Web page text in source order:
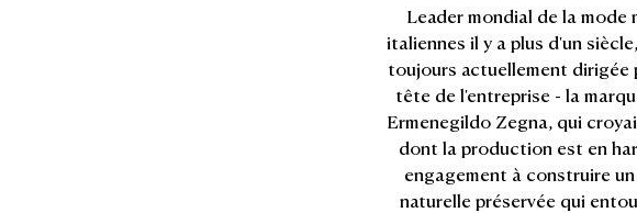
Leader mondial de la mode
italiennes il y a plus d'un
toujours actuellement dirigée
tête de l'entreprise - la
Ermenegildo Zegna, qui
dont la production est en
engagement à construire
naturelle préservée qui